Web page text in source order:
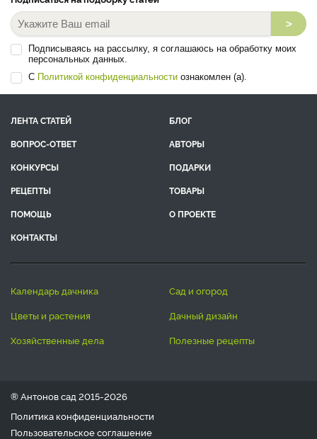
>
Подписываясь на рассылку, я соглашаюсь на обработку моих
персональных данных.
С Политикой конфиденциальности ознакомлен (а).
ЛЕНТА СТАТЕЙ
БЛОГ
ВОПРОС-ОТВЕТ
АВТОРЫ
КОНКУРСЫ
ПОДАРКИ
РЕЦЕПТЫ
ТОВАРЫ
ПОМОЩЬ
О ПРОЕКТЕ
КОНТАКТЫ
календарь дачника
сад и огород
цветы и растения
дачный дизайн
хозяйственные дела
полезные рецепты
® Антонов сад 2015-2026
Политика конфиденциальности
Пользовательское соглашение